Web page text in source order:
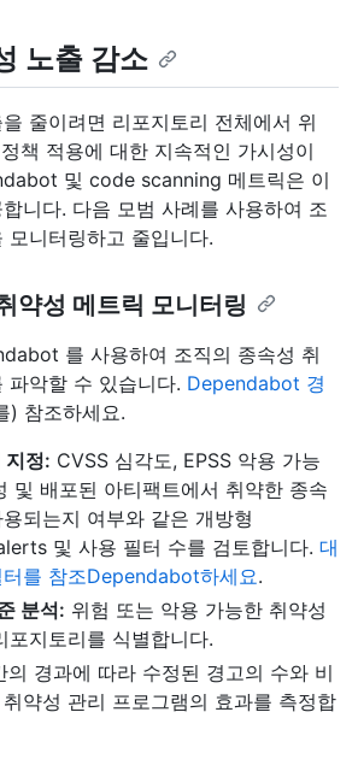
노출 감소
줄이려면 리포지토리 전체에서 위
책 적용에 대한 지속적인 가시성이
및 code scanning 메트릭은 이
니다. 다음 모범 사례를 사용하여 조
모니터링하고 줄입니다.
약성 메트릭 모니터링
를 사용하여 조직의 종속성 취
파악할 수 있습니다. Dependabot 경
) 참조하세요.
지정: CVSS 심각도, EPSS 악용 가능
및 배포된 아티팩트에서 취약한 종속
되는지 여부와 같은 개방형
및 사용 필터 수를 검토합니다. 대
를 참조Dependabot하세요.
분석: 위험 또는 악용 가능한 취약성
포지토리를 식별합니다.
의 경과에 따라 수정된 경고의 수와 비
약성 관리 프로그램의 효과를 측정합